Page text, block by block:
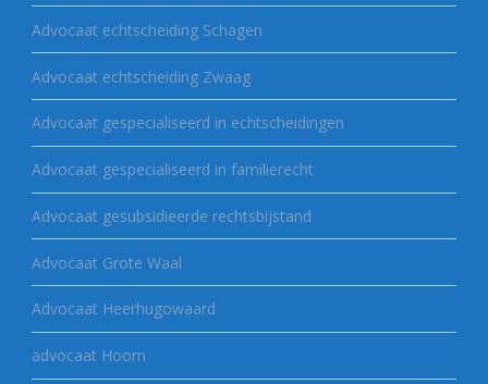
Advocaat echtscheiding Schagen
Advocaat echtscheiding Zwaag
Advocaat gespecialiseerd in echtscheidingen
Advocaat gespecialiseerd in familierecht
Advocaat gesubsidieerde rechtsbijstand
Advocaat Grote Waal
Advocaat Heerhugowaard
advocaat Hoorn